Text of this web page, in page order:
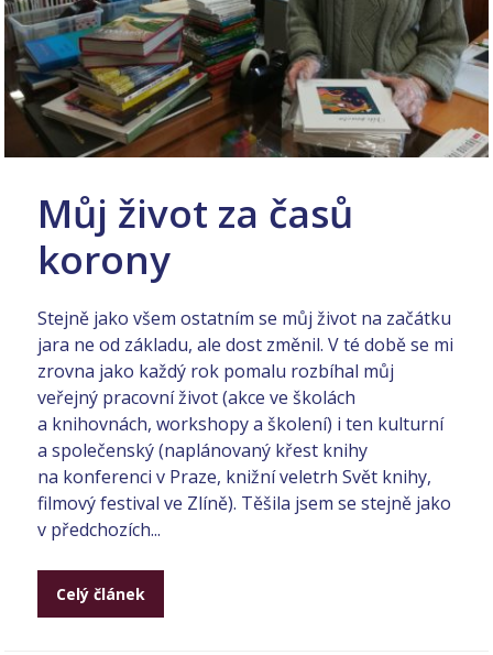
Můj život za časů
korony
Stejně jako všem ostatním se můj život na začátku
jara ne od základu, ale dost změnil. V té době se mi
zrovna jako každý rok pomalu rozbíhal můj
veřejný pracovní život (akce ve školách
a knihovnách, workshopy a školení) i ten kulturní
a společenský (naplánovaný křest knihy
na konferenci v Praze, knižní veletrh Svět knihy,
filmový festival ve Zlíně). Těšila jsem se stejně jako
v předchozích...
Celý článek